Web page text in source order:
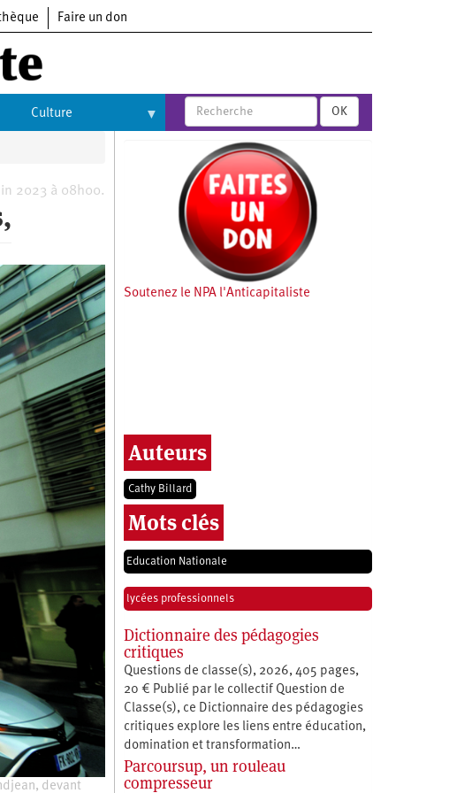
Faire un don
Culture OK
2023 à 08h00.
devant
Soutenez le NPA l'Anticapitaliste
Auteurs
Cathy Billard
Mots clés
Education Nationale
lycées professionnels
Dictionnaire des pédagogies
critiques
Questions de classe(s), 2026, 405 pages,
20 € Publié par le collectif Question de
Classe(s), ce Dictionnaire des pédagogies
critiques explore les liens entre éducation,
­domination et transformation…
Parcoursup, un rouleau
compresseur